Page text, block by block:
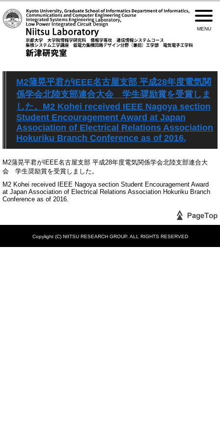
M2蒲晃平君がIEEE名古屋支部 平成28年度電気関
係学会北陸支部連合大会 学生奨励賞を受賞しま
した。M2 Kohei received IEEE Nagoya section
Student Encouragement Award at Japan
Association of Electrical Relations Association
Hokuriku Branch Conference as of 2016.
M2蒲晃平君がIEEE名古屋支部 平成28年度電気関係学会北陸支部連合大
会 学生奨励賞を受賞しました。
M2 Kohei received IEEE Nagoya section Student Encouragement Award
at Japan Association of Electrical Relations Association Hokuriku Branch
Conference as of 2016.
Copylight (C) NIITSU RESEARCH GROUP. ALL RIGHTS RESERVED